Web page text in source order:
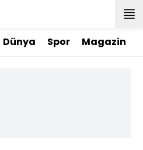
Dünya Spor Magazin